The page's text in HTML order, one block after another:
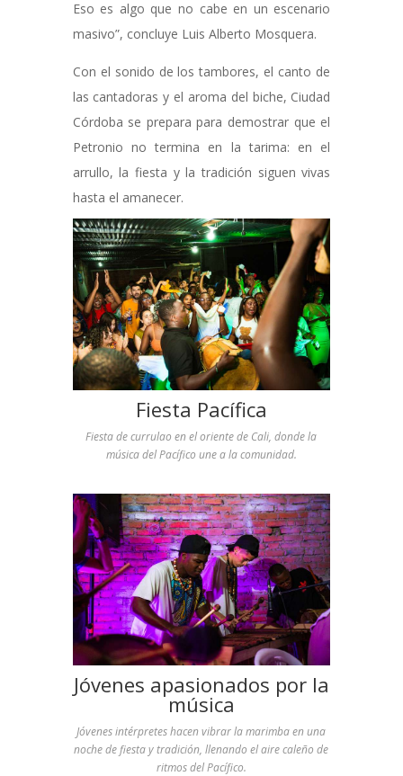
Eso es algo que no cabe en un escenario
masivo”, concluye Luis Alberto Mosquera.
Con el sonido de los tambores, el canto de
las cantadoras y el aroma del biche, Ciudad
Córdoba se prepara para demostrar que el
Petronio no termina en la tarima: en el
arrullo, la fiesta y la tradición siguen vivas
hasta el amanecer.
Fiesta Pacífica
Fiesta de currulao en el oriente de Cali, donde la
música del Pacífico une a la comunidad.
Jóvenes apasionados por la
música
Jóvenes intérpretes hacen vibrar la marimba en una
noche de fiesta y tradición, llenando el aire caleño de
ritmos del Pacífico.